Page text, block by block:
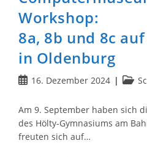
Workshop:
8a, 8b und 8c
in Oldenburg
Beitrag16. Dezember 2024
Am 9. September haben sich
des Hölty-Gymnasiums am
freuten sich auf…